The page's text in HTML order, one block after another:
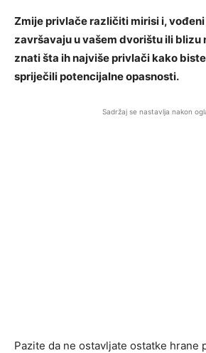
Zmije privlače različiti mirisi i,
završavaju u vašem dvorištu ili blizu
znati šta ih najviše privlači kako
spriječili potencijalne opasnosti.
Sadržaj se nastavlja nakon
Pazite da ne ostavljate ostatke hrane